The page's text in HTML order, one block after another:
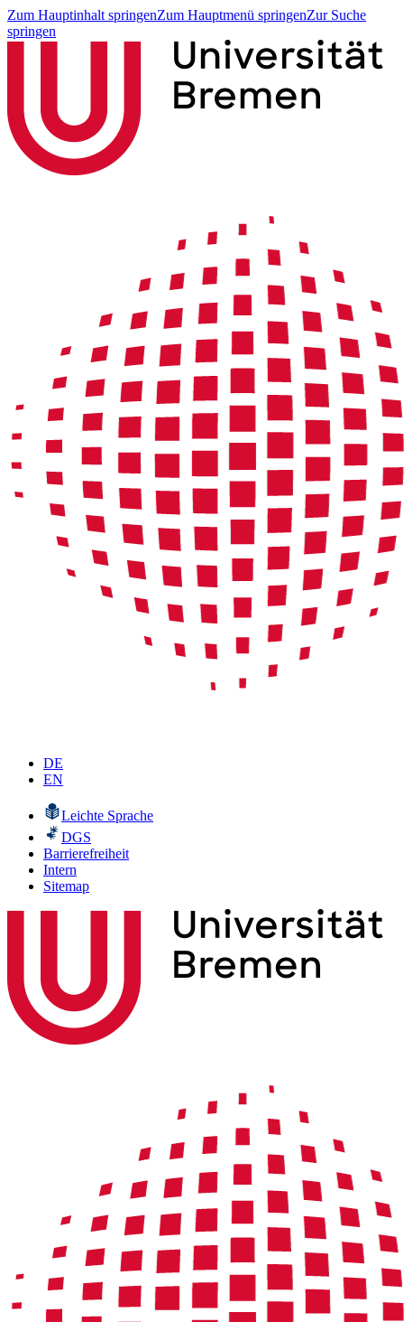
Zum Hauptinhalt springenZum Hauptmenü springenZur Suche
springen
DE
EN
Leichte Sprache
DGS
Barrierefreiheit
Intern
Sitemap